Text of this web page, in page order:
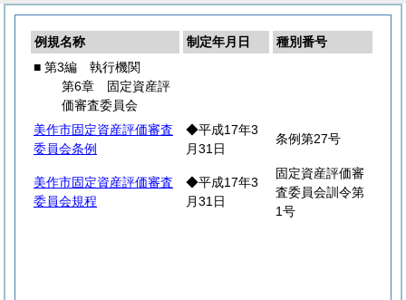
例規名称 制定年月日
種別番号
■ 第3編 執行機関
第6章 固定資産評
価審査委員会
美作市固定資産評価審査
委員会条例
◆平成17年3
月31日
条例第27号
美作市固定資産評価審査
委員会規程
◆平成17年3
月31日
固定資産評価審
査委員会訓令第
1号